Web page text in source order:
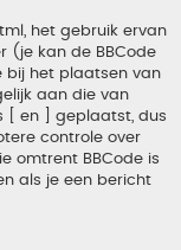
het gebruik ervan
(je kan de BBCode
bij het plaatsen van
aan die van
[ en ] geplaatst, dus
controle over
omtrent BBCode is
als je een bericht